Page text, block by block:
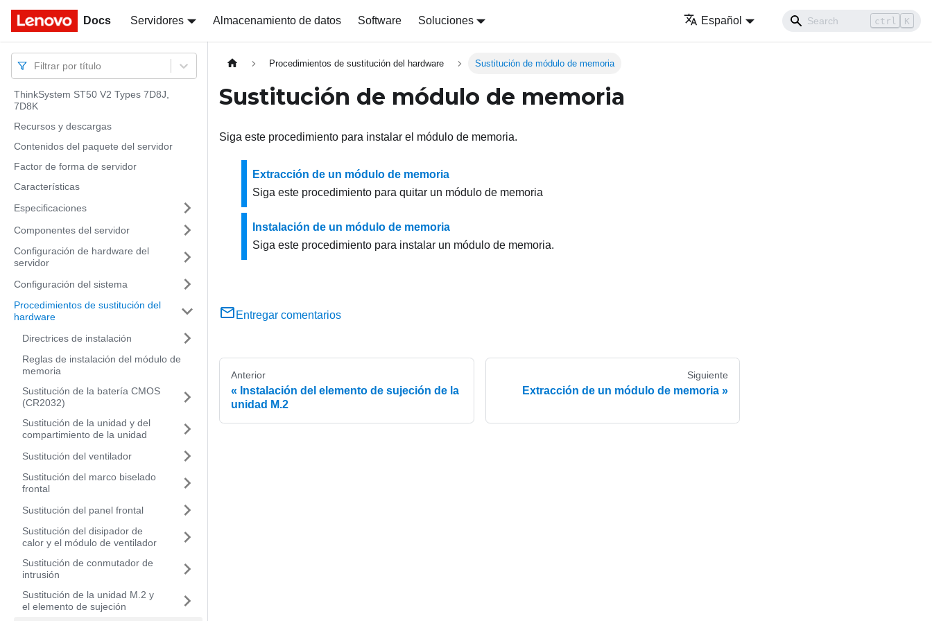
Docs Servidores Almacenamiento de datos Software Soluciones Español ctrl K
Docs
Filtrar por título
ThinkSystem ST50 V2 Types 7D8J,
7D8K
Recursos y descargas
Contenidos del paquete del servidor
Factor de forma de servidor
Características
Especificaciones
Componentes del servidor
Configuración de hardware del
servidor
Configuración del sistema
Procedimientos de sustitución del
hardware
Directrices de instalación
Reglas de instalación del módulo de
memoria
Sustitución de la batería CMOS
(CR2032)
Sustitución de la unidad y del
compartimiento de la unidad
Sustitución del ventilador
Sustitución del marco biselado
frontal
Sustitución del panel frontal
Sustitución del disipador de
calor y el módulo de ventilador
Sustitución de conmutador de
intrusión
Sustitución de la unidad M.2 y
el elemento de sujeción
Procedimientos de sustitución del hardware Sustitución de módulo de memoria
Sustitución de módulo de memoria
Siga este procedimiento para instalar el módulo de memoria.
Extracción de un módulo de memoria
Siga este procedimiento para quitar un módulo de memoria
Instalación de un módulo de memoria
Siga este procedimiento para instalar un módulo de memoria.
Entregar comentarios
Anterior
Instalación del elemento de sujeción de la
unidad M.2
Siguiente
Extracción de un módulo de memoria